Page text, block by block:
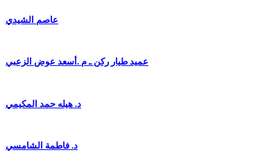
عاصم الشيدي
عميد طيار ركن ـ م .أسعد عوض الزعبي
د. هيله حمد المكيمي
د. فاطمة الشامسي